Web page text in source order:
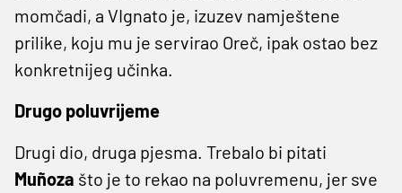
momčadi, a VIgnato je, izuzev namještene
prilike, koju mu je servirao Oreč, ipak ostao bez
konkretnijeg učinka.
Drugo poluvrijeme
Drugi dio, druga pjesma. Trebalo bi pitati
Muñoza što je to rekao na poluvremenu, jer sve